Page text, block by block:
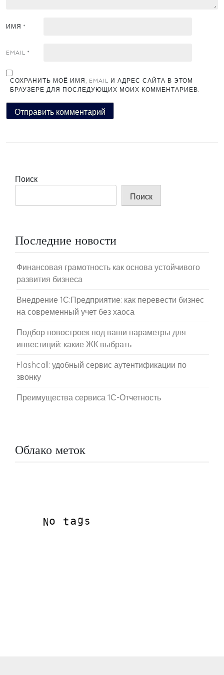
ИМЯ *
EMAIL *
СОХРАНИТЬ МОЁ ИМЯ, EMAIL И АДРЕС САЙТА В ЭТОМ
БРАУЗЕРЕ ДЛЯ ПОСЛЕДУЮЩИХ МОИХ КОММЕНТАРИЕВ.
Поиск
Поиск
Последние новости
Финансовая грамотность как основа устойчивого
развития бизнеса
Внедрение 1С:Предприятие: как перевести бизнес
на современный учет без хаоса
Подбор новостроек под ваши параметры для
инвестиций: какие ЖК выбрать
Flashcall: удобный сервис аутентификации по
звонку
Преимущества сервиса 1С-Отчетность
Облако меток